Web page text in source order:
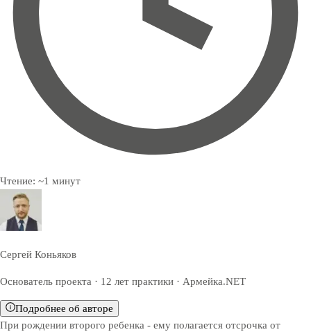
Чтение: ~1 минут
Сергей Коньяков
Основатель проекта · 12 лет практики · Армейка.NET
Подробнее об авторе
При рождении второго ребенка - ему полагается отсрочка от